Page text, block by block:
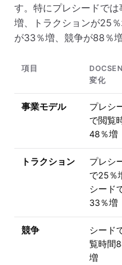
す。特にプレシードで
増、トラクションが25
が33％増、競争が88％
項目
変化
事業モデル
プレシ
で閲覧
48％増
トラクション
プレシ
で25％
シード
33％増
競争
シード
覧時間
増